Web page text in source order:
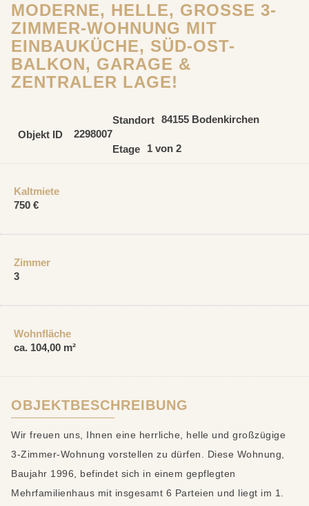
MODERNE, HELLE, GROSSE 3-Z
IMMER-WOHNUNG MIT E
INBAUKÜCHE, SÜD-OST-B
ALKON, GARAGE & Z
ENTRALER LAGE!
Objekt ID 2298007
Standort 84155 Bodenkirchen
Etage 1 von 2
Kaltmiete
750 €
Zimmer
3
Wohnfläche
ca. 104,00 m²
OBJEKTBESCHREIBUNG
Wir freuen uns, Ihnen eine herrliche, helle und großzügige
3-Zimmer-Wohnung vorstellen zu dürfen. Diese Wohnung,
Baujahr 1996, befindet sich in einem gepflegten
Mehrfamilienhaus mit insgesamt 6 Parteien und liegt im 1.